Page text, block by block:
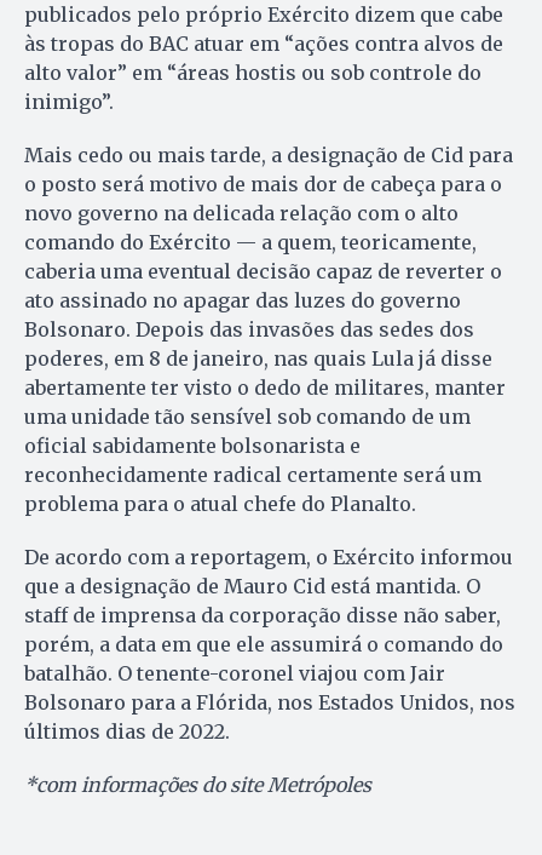
publicados pelo próprio Exército dizem que cabe
às tropas do BAC atuar em “ações contra alvos de
alto valor” em “áreas hostis ou sob controle do
inimigo”.
Mais cedo ou mais tarde, a designação de Cid para
o posto será motivo de mais dor de cabeça para o
novo governo na delicada relação com o alto
comando do Exército — a quem, teoricamente,
caberia uma eventual decisão capaz de reverter o
ato assinado no apagar das luzes do governo
Bolsonaro. Depois das invasões das sedes dos
poderes, em 8 de janeiro, nas quais Lula já disse
abertamente ter visto o dedo de militares, manter
uma unidade tão sensível sob comando de um
oficial sabidamente bolsonarista e
reconhecidamente radical certamente será um
problema para o atual chefe do Planalto.
De acordo com a reportagem, o Exército informou
que a designação de Mauro Cid está mantida. O
staff de imprensa da corporação disse não saber,
porém, a data em que ele assumirá o comando do
batalhão. O tenente-coronel viajou com Jair
Bolsonaro para a Flórida, nos Estados Unidos, nos
últimos dias de 2022.
*com informações do site Metrópoles